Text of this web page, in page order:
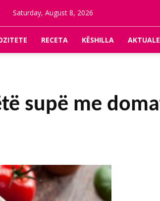
Saturday, August 8, 2026
RECETA KËSHILLA AKTUALE
supë me